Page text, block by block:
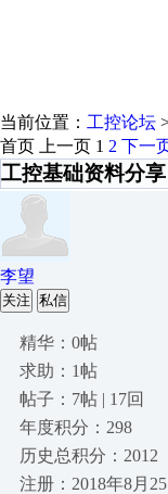
当前位置： 工控论坛
首页 上一页 1 2 下一
工控基础资料分
李望
关注 私信
精华：0帖
求助：1帖
帖子：7帖 | 17回
年度积分：298
历史总积分：2012
注册：2018年8月25